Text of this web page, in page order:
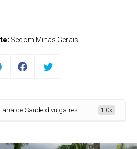
Secom Minas Gerais
de Saúde divulga resultado preliminar da
1.0x